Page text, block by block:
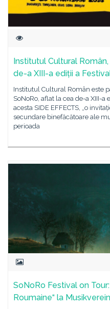
Institutul Cultural
de-a XIII-a ediții a
Institutul Cultural Român este
SoNoRo, aflat la cea de-a XIII-
acesta SIDE EFFECTS, „o
secundare binefăcătoare ale
perioada
SoNoRo Festival on
Roumaine“ la Musikverein